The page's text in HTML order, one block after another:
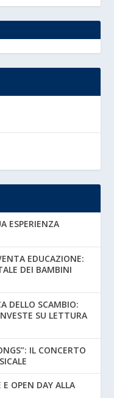
ESPERIENZA
EDUCAZIONE:
DEI BAMBINI
DELLO SCAMBIO:
SU LETTURA
IL CONCERTO
OPEN DAY ALLA